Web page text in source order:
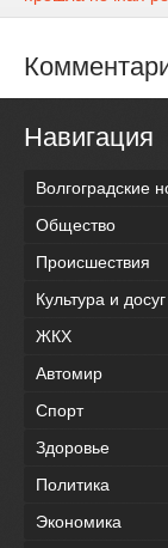
Навигация
Волгоградские
Общество
Происшествия
Культура и досуг
ЖКХ
Автомир
Спорт
Здоровье
Политика
Экономика